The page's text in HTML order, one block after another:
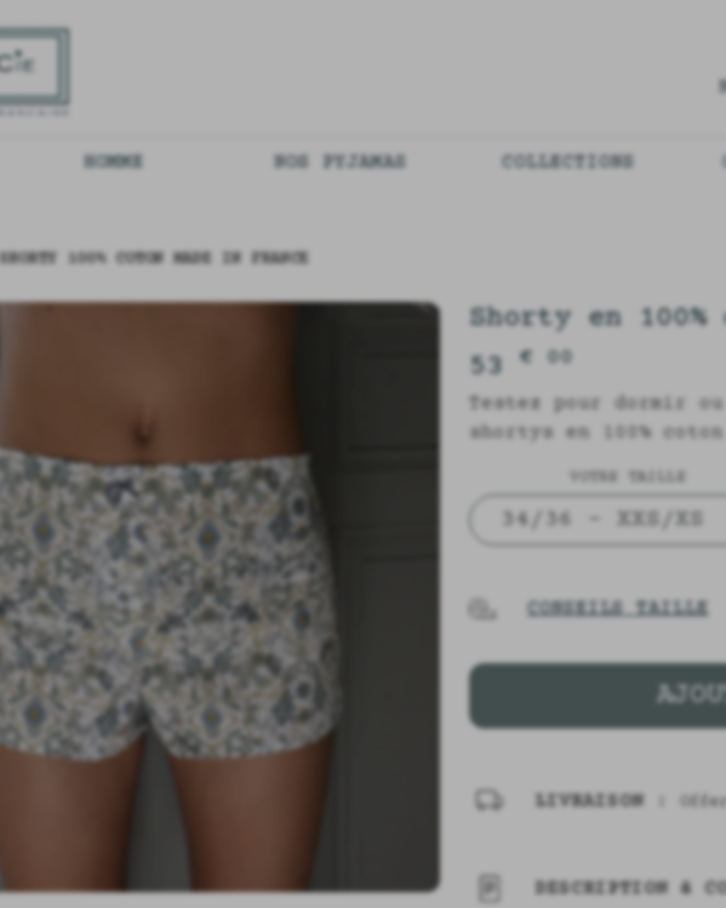
HOMME NOS PYJAMAS COLLECTIONS
SHORTY 100% COTON MADE IN FRANCE
Shorty en
53€ 00
Testez pour dormir
shortys en 100%
34/36 - XXS/XS
CONSEILS TAILLE
LIVRAISON :
DESCRIPTION &